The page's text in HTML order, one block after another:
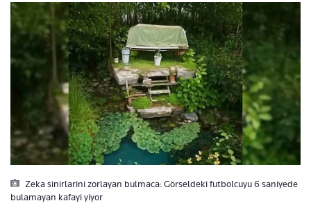
Zeka sinirlarini zorlayan bulmaca: Görseldeki futbolcuyu 6 saniyede
bulamayan kafayi yiyor